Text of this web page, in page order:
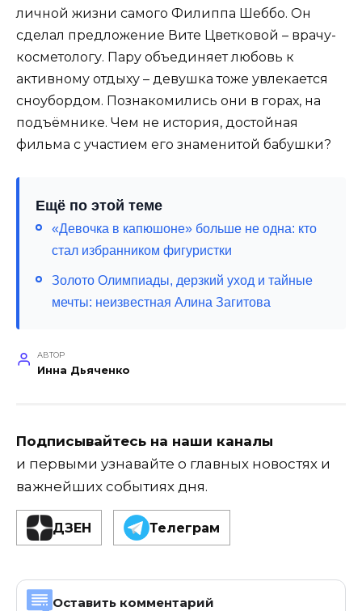
личной жизни самого Филиппа Шеббо. Он
сделал предложение Вите Цветковой – врачу-
косметологу. Пару объединяет любовь к
активному отдыху – девушка тоже увлекается
сноубордом. Познакомились они в горах, на
подъёмнике. Чем не история, достойная
фильма с участием его знаменитой бабушки?
Ещё по этой теме
«Девочка в капюшоне» больше не одна: кто
стал избранником фигуристки
Золото Олимпиады, дерзкий уход и тайные
мечты: неизвестная Алина Загитова
АВТОР
Инна Дьяченко
Подписывайтесь на наши каналы
и первыми узнавайте о главных новостях и
важнейших событиях дня.
ДЗЕН Телеграм
Оставить комментарий